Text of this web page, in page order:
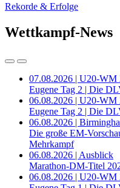
Rekorde & Erfolge
Wettkampf-News
07.08.2026 | U20-WM
Eugene Tag 2 | Die
06.08.2026 | U20-WM
Eugene Tag 2 | Die
06.08.2026 |
Die große EM-
Mehrkampf
06.08.2026 | Ausblick
Marathon-DM-Titel
06.08.2026 | U20-WM